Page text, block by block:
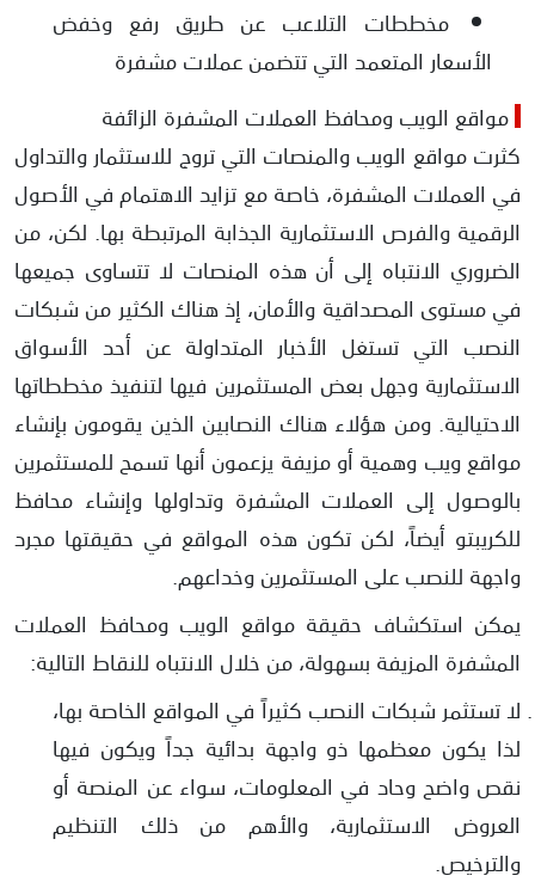
مخططات التلاعب عن طريق رفع وخفض
الأسعار المتعمد التي تتضمن عملات مشفرة
مواقع الويب ومحافظ العملات المشفرة الزائفة
كثرت مواقع الويب والمنصات التي تروج للاستثمار والتداول
في العملات المشفرة، خاصة مع تزايد الاهتمام في الأصول
الرقمية والفرص الاستثمارية الجذابة المرتبطة بها. لكن، من
الضروري الانتباه إلى أن هذه المنصات لا تتساوى جميعها
في مستوى المصداقية والأمان، إذ هناك الكثير من شبكات
النصب التي تستغل الأخبار المتداولة عن أحد الأسواق
الاستثمارية وجهل بعض المستثمرين فيها لتنفيذ مخططاتها
الاحتيالية. ومن هؤلاء هناك النصابين الذين يقومون بإنشاء
مواقع ويب وهمية أو مزيفة يزعمون أنها تسمح للمستثمرين
بالوصول إلى العملات المشفرة وتداولها وإنشاء محافظ
للكريبتو أيضاً، لكن تكون هذه المواقع في حقيقتها مجرد
واجهة للنصب على المستثمرين وخداعهم.
يمكن استكشاف حقيقة مواقع الويب ومحافظ العملات
المشفرة المزيفة بسهولة، من خلال الانتباه للنقاط التالية:
لا تستثمر شبكات النصب كثيراً في المواقع الخاصة بها،
لذا يكون معظمها ذو واجهة بدائية جداً ويكون فيها
نقص واضح وحاد في المعلومات، سواء عن المنصة أو
العروض الاستثمارية، والأهم من ذلك التنظيم
والترخيص.